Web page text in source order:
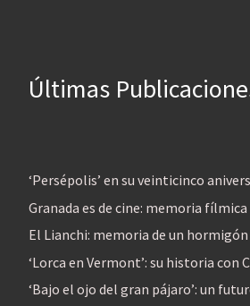
Últimas
‘Persépolis’ en su veinticinco
Granada es de cine: memoria
El Lianchi: memoria de un
‘Lorca en Vermont’: su historia con
‘Bajo el ojo del gran pájaro’: un